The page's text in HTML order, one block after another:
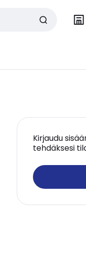
Kirjaudu
tehdäksesi